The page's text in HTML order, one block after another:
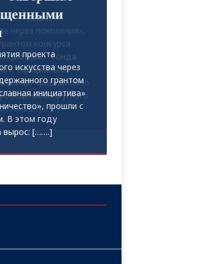
«Традиции
через поколения»,
конкурса
Фонда
официально
этап традиционно
Круглого
[…….]